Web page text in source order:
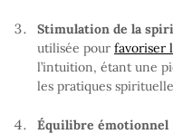
Stimulation de la
utilisée pour favoriser
l’intuition, étant une
les pratiques
Équilibre émotionnel